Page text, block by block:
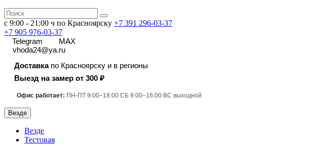
с 9:00 - 21:00 ч по Красноярску +7 391 296-03-37
+7 905 976-03-37
Telegram
MAX
vhoda24@ya.ru
Доставкапо Красноярску и в регионы
Выезд на замер от 300 ₽
Офис работает: ПН-ПТ 9:00–18:00 СБ 9:00–16:00 ВС выходной
Везде
Везде
Тестовая